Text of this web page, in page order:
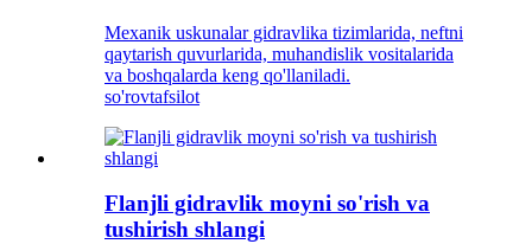
Mexanik uskunalar gidravlika tizimlarida, neftni
qaytarish quvurlarida, muhandislik vositalarida
va boshqalarda keng qo'llaniladi.
so'rovtafsilot
Flanjli gidravlik moyni so'rish va
tushirish shlangi